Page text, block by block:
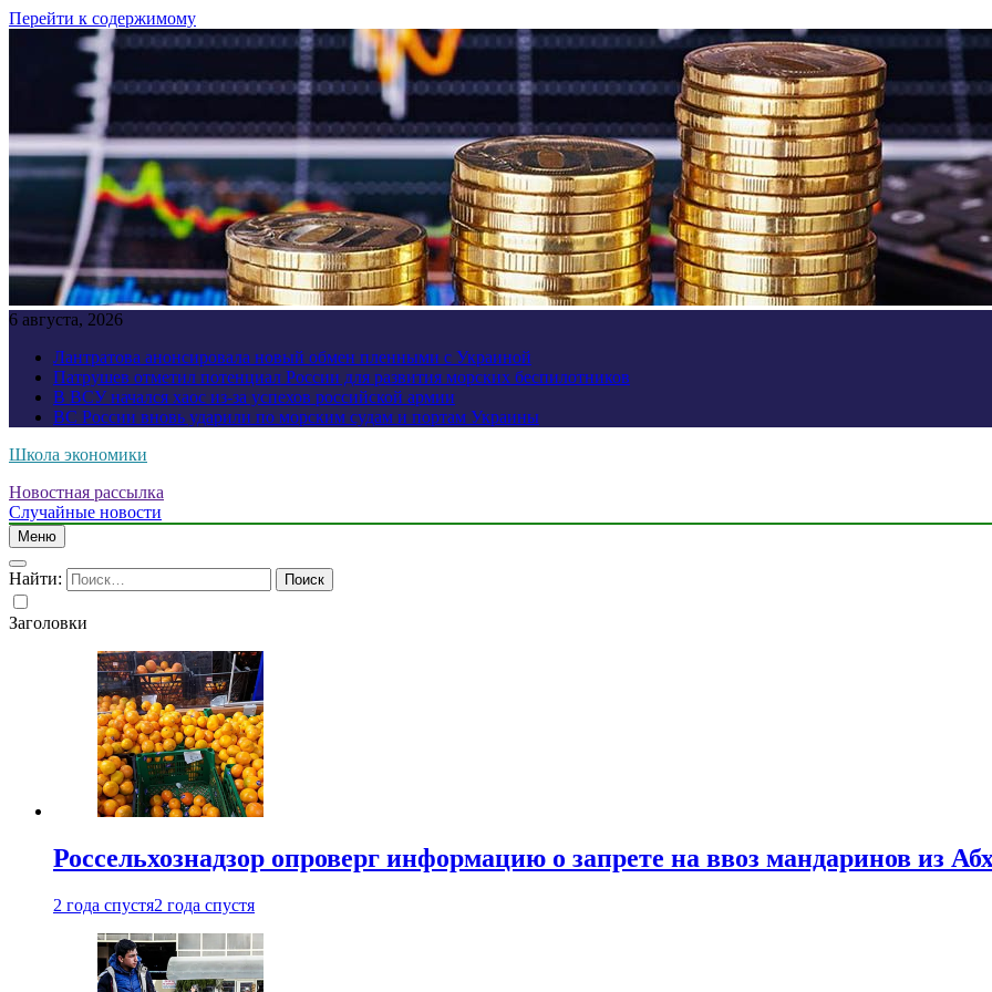
Перейти к содержимому
6 августа, 2026
Лантратова анонсировала новый обмен пленными с Украиной
Патрушев отметил потенциал России для развития морских беспилотников
В ВСУ начался хаос из-за успехов российской армии
ВС России вновь ударили по морским судам и портам Украины
Школа экономики
Новостная рассылка
Случайные новости
Меню
Найти:
Заголовки
Россельхознадзор опроверг информацию о запрете на ввоз мандаринов из
2 года спустя2 года спустя